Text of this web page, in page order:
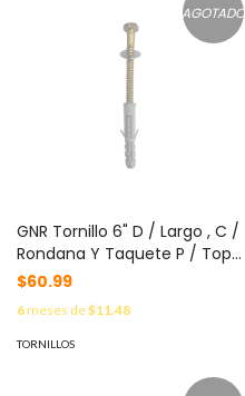
AGOTADO
GNR Tornillo 6" D / Largo , C /
Rondana Y Taquete P / Tope
D / Hule / USO EN CONCRETO
MOD: 91500C
$60.99
6meses de$11.48
TORNILLOS